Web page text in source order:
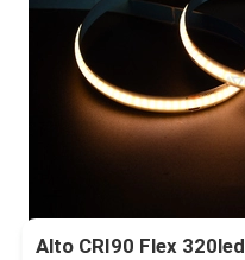
Alto CRI90 Flex